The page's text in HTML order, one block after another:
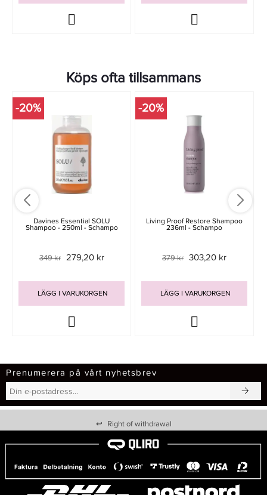
Köps ofta tillsammans
-20%
Davines Essential SOLU
Shampoo - 250ml - Schampo
349 kr 279,20 kr
LÄGG I VARUKORGEN
-20%
Living Proof Restore Shampoo
236ml - Schampo
379 kr 303,20 kr
LÄGG I VARUKORGEN
Prenumerera på vårt nyhetsbrev
↩ Right of withdrawal